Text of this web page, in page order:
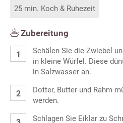
25 min. Koch & Ruhezeit
Zubereitung
Schälen Sie die Zwiebel
in kleine Würfel. Diese
in Salzwasser an.
Dotter, Butter und Rahm
werden.
Schlagen Sie Eiklar zu